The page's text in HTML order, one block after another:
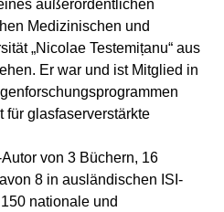
außerordentlichen
Medizinischen und
„Nicolae Testemițanu“ aus
Er war und ist Mitglied in
für glasfaserverstärkte
von 3 Büchern, 16
8 in ausländischen ISI-
nationale und